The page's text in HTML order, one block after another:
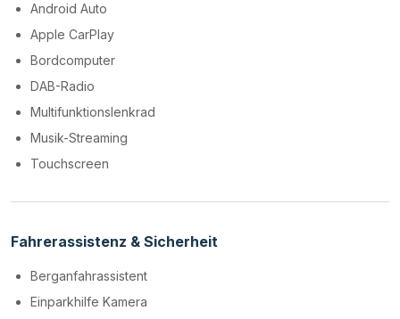
Android Auto
Apple CarPlay
Bordcomputer
DAB-Radio
Multifunktionslenkrad
Musik-Streaming
Touchscreen
Fahrerassistenz & Sicherheit
Berganfahrassistent
Einparkhilfe Kamera